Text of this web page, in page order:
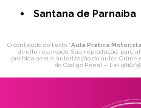
Santana de Parnaíba
O conteúdo do texto "Aula Prática
direito reservado. Sua reprodução,
proibida sem a autorização do autor.
do Código Penal – Lei 9610/